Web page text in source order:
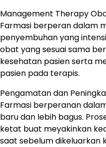
Management Therapy
Farmasi berperan dalam
penyembuhan yang
obat yang sesuai sama
kesehatan pasien serta
pasien pada terapis.
Pengamatan dan
Farmasi berperanan
baru dan lebih bagus.
ketat buat meyakinkan
saat sebelum dikeluarkan